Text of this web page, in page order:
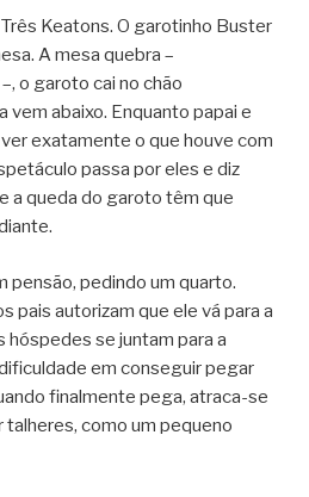
Keatons. O garotinho Buster
A mesa quebra –
o garoto cai no chão
vem abaixo. Enquanto papai e
exatamente o que houve com
passa por eles e diz
a queda do garoto têm que
pensão, pedindo um quarto.
pais autorizam que ele vá para a
hóspedes se juntam para a
em conseguir pegar
finalmente pega, atraca-se
talheres, como um pequeno